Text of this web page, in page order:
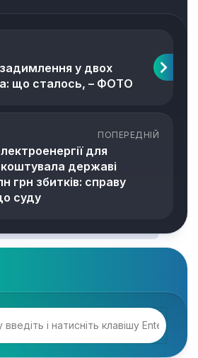
у двох
що сталось, – ФОТО
ПОПЕРЕДНІЙ
для
коштувала державі
грн збитків: справу
суду